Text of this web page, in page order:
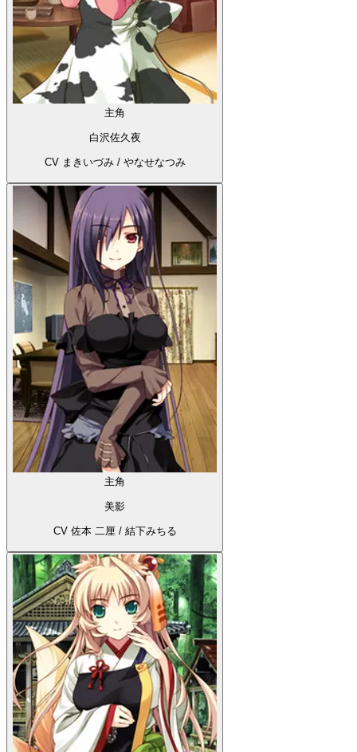
主角
白沢佐久夜
CV まきいづみ / やなせなつみ
主角
美影
CV 佐本 二厘 / 結下みちる